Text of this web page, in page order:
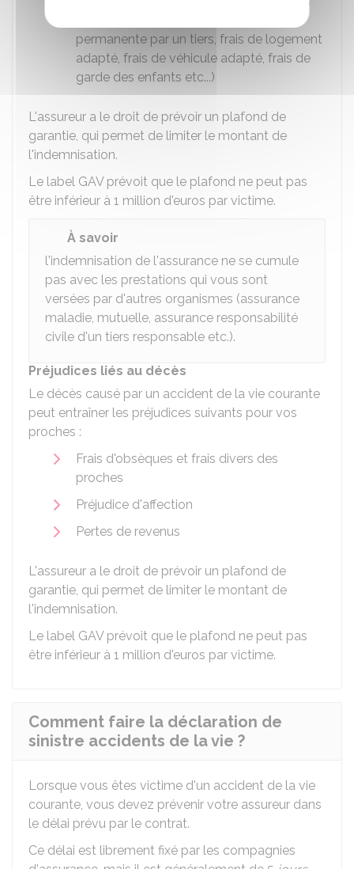
permanente par un tiers, frais de logement
adapté, frais de véhicule adapté, frais de
garde des enfants etc...)
L'assureur a le droit de prévoir un plafond de
garantie, qui permet de limiter le montant de
l'indemnisation.
Le label GAV prévoit que le plafond ne peut pas
être inférieur à 1 million d'euros par victime.
À savoir
l'indemnisation de l'assurance ne se cumule
pas avec les prestations qui vous sont
versées par d'autres organismes (assurance
maladie, mutuelle, assurance responsabilité
civile d'un tiers responsable etc.).
Préjudices liés au décès
Le décès causé par un accident de la vie courante
peut entraîner les préjudices suivants pour vos
proches :
Frais d'obsèques et frais divers des
proches
Préjudice d'affection
Pertes de revenus
L'assureur a le droit de prévoir un plafond de
garantie, qui permet de limiter le montant de
l'indemnisation.
Le label GAV prévoit que le plafond ne peut pas
être inférieur à 1 million d'euros par victime.
Comment faire la déclaration de
sinistre accidents de la vie ?
Lorsque vous êtes victime d'un accident de la vie
courante, vous devez prévenir votre assureur dans
le délai prévu par le contrat.
Ce délai est librement fixé par les compagnies